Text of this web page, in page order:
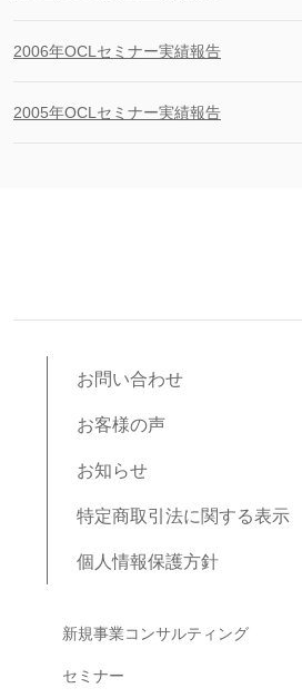
2006年OCLセミナー実績報告
2005年OCLセミナー実績報告
お問い合わせ
お客様の声
お知らせ
特定商取引法に関する表示
個人情報保護方針
新規事業コンサルティング
セミナー